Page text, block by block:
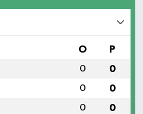
O P
0 0
0 0
0 0